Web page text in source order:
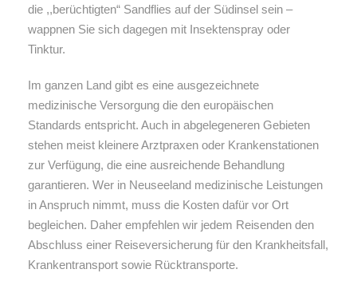
die ,,berüchtigten“ Sandflies auf der Südinsel sein –
wappnen Sie sich dagegen mit Insektenspray oder
Tinktur.
Im ganzen Land gibt es eine ausgezeichnete
medizinische Versorgung die den europäischen
Standards entspricht. Auch in abgelegeneren Gebieten
stehen meist kleinere Arztpraxen oder Krankenstationen
zur Verfügung, die eine ausreichende Behandlung
garantieren. Wer in Neuseeland medizinische Leistungen
in Anspruch nimmt, muss die Kosten dafür vor Ort
begleichen. Daher empfehlen wir jedem Reisenden den
Abschluss einer Reiseversicherung für den Krankheitsfall,
Krankentransport sowie Rücktransporte.